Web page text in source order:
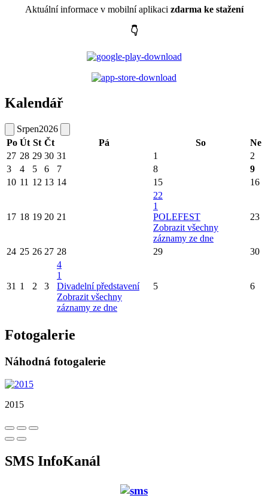
Aktuální informace v mobilní aplikaci zdarma ke stažení
👇
Kalendář
Srpen2026
Po Út St Čt Pá So
Ne
27 28 29 30 31 1
2
3
4 5 6 7 8
9
10 11 12 13 14 15 16
17 18 19 20 21
22
1
POLEFEST
Zobrazit všechny
záznamy ze dne
23
24 25 26 27 28 29 30
31 1 2 3
4
1
Divadelní představení
Zobrazit všechny
záznamy ze dne
5 6
Fotogalerie
Náhodná fotogalerie
2015
SMS InfoKanál